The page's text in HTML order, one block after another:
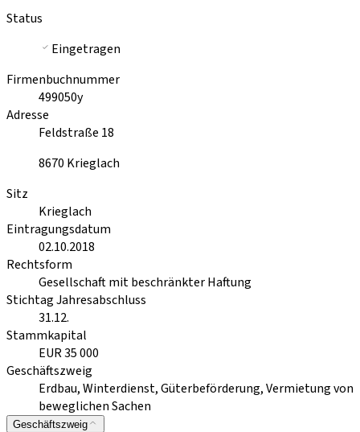
Status
Eingetragen
Firmenbuchnummer
499050y
Adresse
Feldstraße 18
8670 Krieglach
Sitz
Krieglach
Eintragungsdatum
02.10.2018
Rechtsform
Gesellschaft mit beschränkter Haftung
Stichtag Jahresabschluss
31.12.
Stammkapital
EUR 35 000
Geschäftszweig
Erdbau, Winterdienst, Güterbeförderung, Vermietung von
beweglichen Sachen
Geschäftszweig